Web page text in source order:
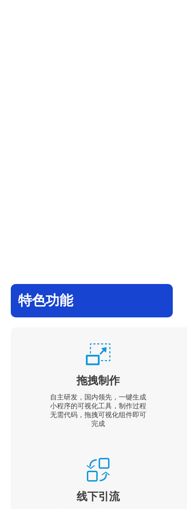
特色功能
拖拽制作
自主研发，国内领先，一键生成
小程序的可视化工具，制作过程
无需代码，拖拽可视化组件即可
完成
线下引流